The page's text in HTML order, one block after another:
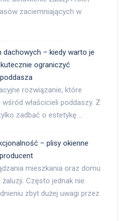
zaciemniających w
dachowych – kiedy warto je
ograniczyć
rozwiązanie, które
właścicieli poddaszy. Z
zadbać o estetykę …
– plisy okienne
mieszkania oraz domu
Często jednak nie
zbyt dużej uwagi przez